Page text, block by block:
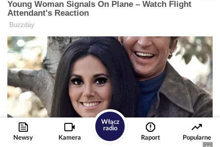
Newsy Kamera
Włącz
radio
Raport
Popularne